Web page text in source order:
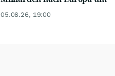
05.08.26, 19:00